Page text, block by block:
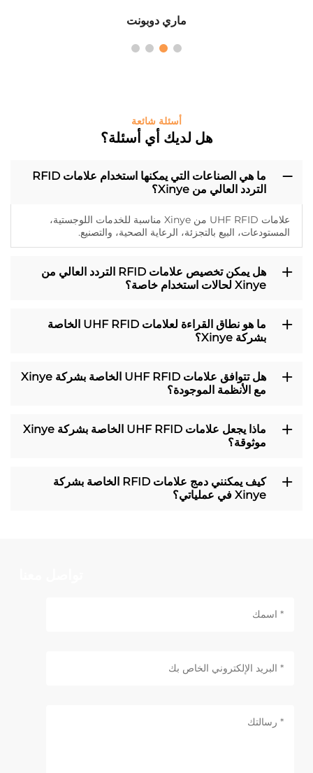
ماري دوبونت
أسئلة شائعة
هل لديك أي أسئلة؟
ما هي الصناعات التي يمكنها استخدام علامات RFID
التردد العالي من Xinye؟
علامات UHF RFID من Xinye مناسبة للخدمات اللوجستية،
المستودعات، البيع بالتجزئة، الرعاية الصحية، والتصنيع.
هل يمكن تخصيص علامات RFID التردد العالي من
Xinye لحالات استخدام خاصة؟
ما هو نطاق القراءة لعلامات UHF RFID الخاصة
بشركة Xinye؟
هل تتوافق علامات UHF RFID الخاصة بشركة Xinye
مع الأنظمة الموجودة؟
ماذا يجعل علامات UHF RFID الخاصة بشركة Xinye
موثوقة؟
كيف يمكنني دمج علامات RFID الخاصة بشركة
Xinye في عملياتي؟